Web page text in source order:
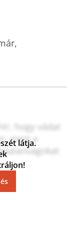
hogy vádat
mert a
látja.